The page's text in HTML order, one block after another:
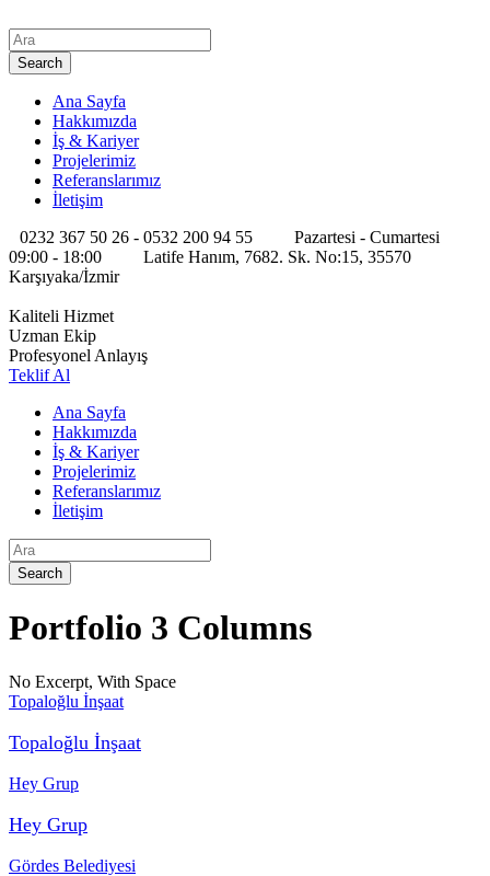
Ana Sayfa
Hakkımızda
İş & Kariyer
Projelerimiz
Referanslarımız
İletişim
0232 367 50 26 - 0532 200 94 55
Pazartesi - Cumartesi
09:00 - 18:00
Latife Hanım, 7682. Sk. No:15, 35570
Karşıyaka/İzmir
Kaliteli Hizmet
Uzman Ekip
Profesyonel Anlayış
Teklif Al
Ana Sayfa
Hakkımızda
İş & Kariyer
Projelerimiz
Referanslarımız
İletişim
Portfolio 3 Columns
No Excerpt, With Space
Topaloğlu İnşaat
Topaloğlu İnşaat
Hey Grup
Hey Grup
Gördes Belediyesi